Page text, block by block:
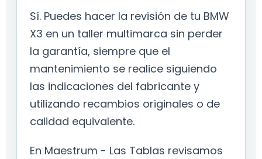
Sí. Puedes hacer la revisión de tu BMW
X3 en un taller multimarca sin perder
la garantía, siempre que el
mantenimiento se realice siguiendo
las indicaciones del fabricante y
utilizando recambios originales o de
calidad equivalente.
En Maestrum - Las Tablas revisamos